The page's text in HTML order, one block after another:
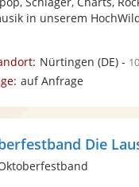
in unserem
Nürtingen (DE)-
auf Anfrage
Die